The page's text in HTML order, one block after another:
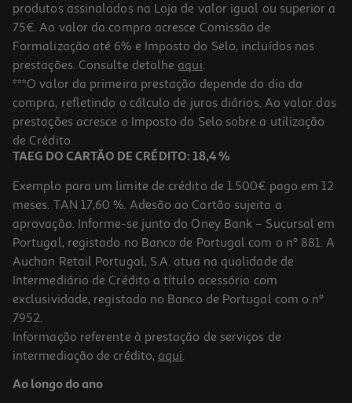
produtos assinalados na Loja de valor igual ou superior a
75€. Ao valor da compra acresce Comissão de
Formalização até 6% e Imposto do Selo, incluídos nas
prestações. Consulte detalhe aqui.
***O valor da primeira prestação depende do dia da
compra, refletindo o cálculo de juros diários. Ao valor das
prestações acresce o Imposto do Selo sobre a utilização
de Crédito.
TAEG DO CARTÃO DE CRÉDITO: 18,4 %
Exemplo para um limite de crédito de 1.500€ pago em 12
meses. TAN 17,60 %. Adesão ao Cartão sujeita a
aprovação. Informe-se junto do Oney Bank – Sucursal em
Portugal, registado no Banco de Portugal com o nº 881. A
Auchan Retail Portugal, S.A. atua na qualidade de
Intermediário de Crédito a título acessório com
exclusividade, registado no Banco de Portugal com o nº
7952.
Informação referente à prestação de serviços de
intermediação de crédito, aqui.
Ao longo do ano